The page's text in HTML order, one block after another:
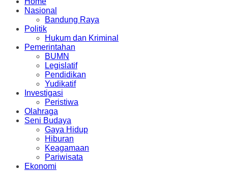
Nasional
Bandung Raya
Politik
Hukum dan Kriminal
Pemerintahan
BUMN
Legislatif
Pendidikan
Yudikatif
Investigasi
Peristiwa
Olahraga
Seni Budaya
Gaya Hidup
Hiburan
Keagamaan
Pariwisata
Ekonomi